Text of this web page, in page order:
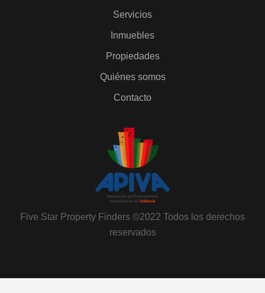
Servicios
Inmuebles
Propiedades
Quiénes somos
Contacto
Five Star Property Finders ©2022 Todos los derechos
reservados